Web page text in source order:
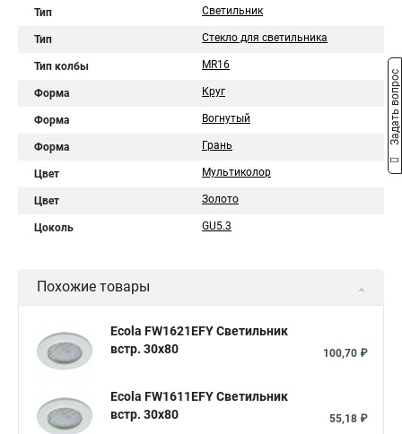
Тип Светильник
Тип Стекло для светильника
Тип колбы MR16
Форма Круг
Форма Вогнутый
Форма Грань
Цвет Мультиколор
Цвет Золото
Цоколь GU5.3
Похожие товары
Ecola FW1621EFY Светильник
встр. 30x80
100,70 ₽
Ecola FW1611EFY Светильник
встр. 30x80
55,18 ₽
Задать вопрос